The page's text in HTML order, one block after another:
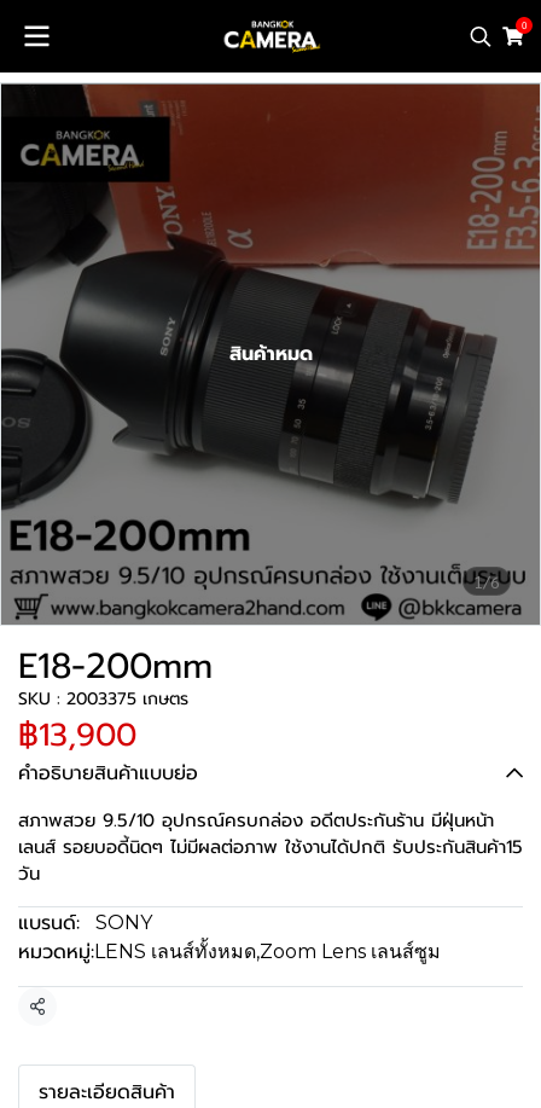
0
1/6
สินค้าหมด
E18-200mm
SKU : 2003375 เกษตร
฿13,900
คำอธิบายสินค้าแบบย่อ
สภาพสวย 9.5/10 อุปกรณ์ครบกล่อง อดีตประกันร้าน มีฝุ่นหน้า
เลนส์ รอยบอดี้นิดๆ ไม่มีผลต่อภาพ ใช้งานได้ปกติ รับประกันสินค้า15
วัน
แบรนด์: SONY
หมวดหมู่:LENS เลนส์ทั้งหมด,Zoom Lens เลนส์ซูม
แชร์
รายละเอียดสินค้า